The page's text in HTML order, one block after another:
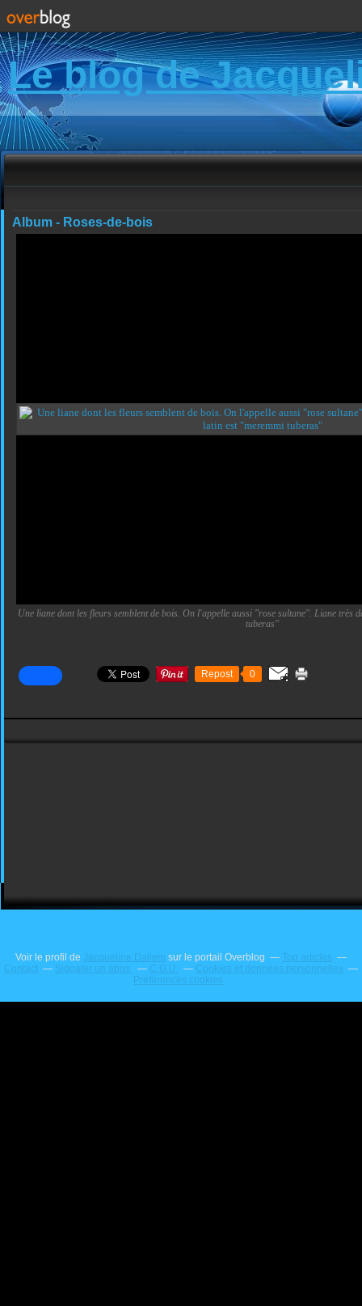
Le blog de
Album - Roses-de-bois
Une liane dont les fleurs semblent de bois. On l'appelle aussi "rose sultane". Liane très
tuberas"
Repost 0
Voir le profil de Jacqueline Dallem sur le portail Overblog
Top articles
Contact
Signaler un abus C.G.U.
Cookies et données personnelles
Préférences cookies